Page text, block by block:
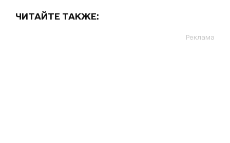
ЧИТАЙТЕ ТАКЖЕ:
Реклама